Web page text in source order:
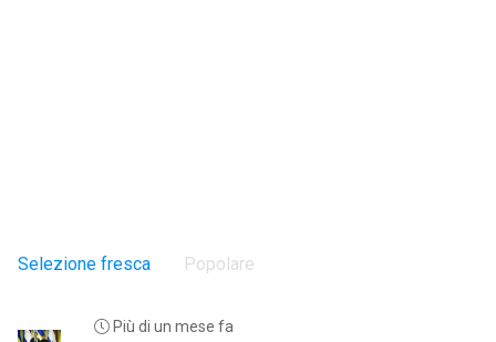
Selezione fresca Popolare
Più di un mese fa